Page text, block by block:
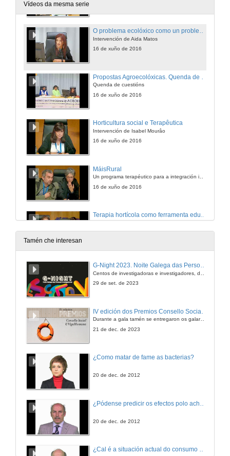
Vídeos da mesma serie
O problema ecolóxico como un problema real
Intervención de Aida Matos
16 de xuño de 2016
Quenda de cuestións
16 de xuño de 2016
Horticultura social e Terapêutica
Intervención de Isabel Mourâo
16 de xuño de 2016
MáisRural
Un programa terapéutico para a integración interxeracional
16 de xuño de 2016
Terapia hortícola como ferramenta educativa, terapeutica e de participación social
16 de xuño de 2016
Intervención de Damiana Conde
Quenda de cuestións
Horticultura social no periurbano vigués
Cultivando saúde
A horta como medio para a rehabilitación psicosocial en saúde mental
Presentación de Ana E. Hervás
Presentación de Ana E. Hervás
Tamén che interesan
G-Night 2023. Noite Galega das Persoas Investigadoras. Conciencias creativas
29 de set. de 2023
Durante a gala tamén se entregaron os galardóns aos mellores TFG e TFM en materia de Axenda 2030
21 de dec. de 2023
¿Como matar de fame as bacterias?
20 de dec. de 2012
20 de dec. de 2012
¿Cal é a situación actual do consumo cinematográfico?